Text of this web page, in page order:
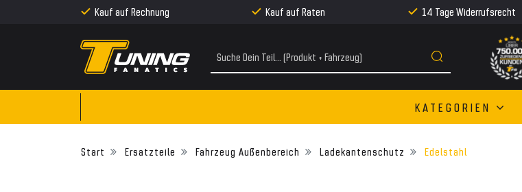
Kauf auf Rechnung Kauf auf Raten 14 Tage Widerrufsrecht
KATEGORIEN
Ersatzteile Fahrzeug Außenbereich Ladekantenschutz Edelstahl